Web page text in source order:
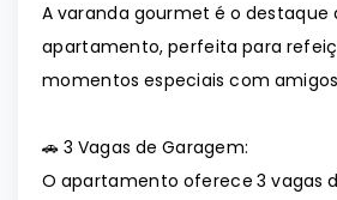
A varanda gourmet é o destaque
apartamento, perfeita para
momentos especiais com
🚗 3 Vagas de Garagem:
O apartamento oferece 3 vagas